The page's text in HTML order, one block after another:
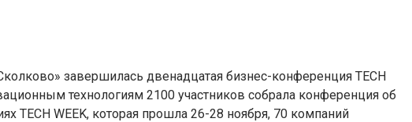
завершилась двенадцатая бизнес-конференция TECH
технологиям 2100 участников собрала конференция об
TECH WEEK, которая прошла 26-28 ноября, 70 компаний